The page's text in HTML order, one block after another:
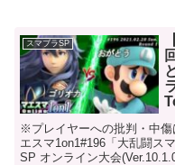
スマブラSP
※プレイヤーへの批判・中
エスマ1on1#196「大乱闘ス
SP オンライン大会